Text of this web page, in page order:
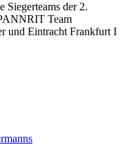
Siegerteams der 2.
Team
und Eintracht Frankfurt I